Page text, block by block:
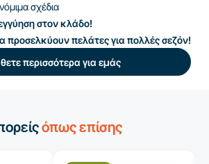
σχέδια
στον κλάδο!
προσελκύουν πελάτες για πολλές σεζόν!
περισσότερα για εμάς
όπως επίσης